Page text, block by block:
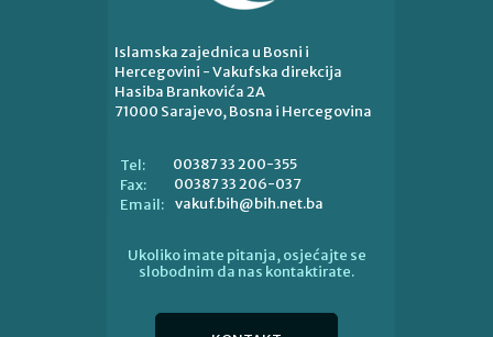
Islamska zajednica u Bosni i
Hercegovini - Vakufska direkcija
Hasiba Brankovića 2A
71000 Sarajevo, Bosna i Hercegovina
Tel:
00387 33 200-355
Fax:
00387 33 206-037
Email: vakuf.bih@bih.net.ba
Ukoliko imate pitanja, osjećajte se
slobodnim da nas kontaktirate.